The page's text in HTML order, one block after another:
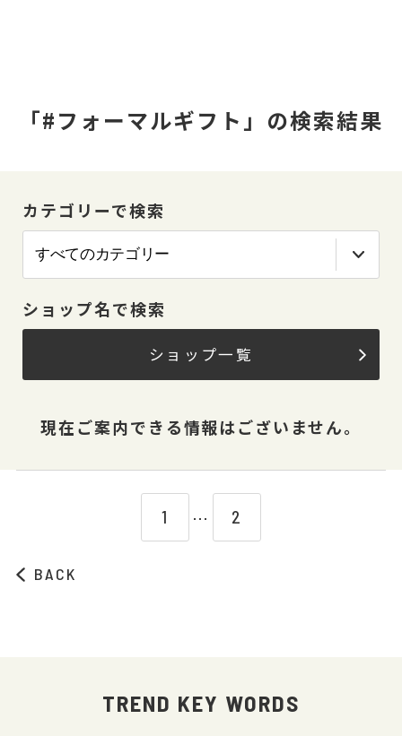
「#フォーマルギフト」の検索結果
カテゴリーで検索
ショップ名で検索
ショップ一覧
現在ご案内できる情報はございません。
BACK
1 ⋯ 2
TREND KEY WORDS